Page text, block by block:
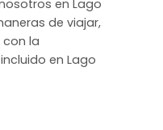
en Lago
de viajar,
la
en Lago